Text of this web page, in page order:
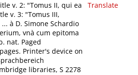
v. 2: "Tomus II, qui ea
v. 3: "Tomus III,
à D. Simone Schardio
vnà cum epitoma
nat. Paged
Printer's device on
libraries, S 2278
Translate